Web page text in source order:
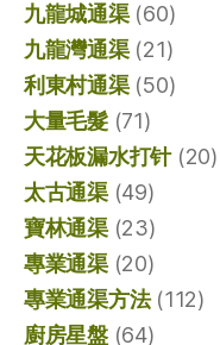
九龍城通渠(60)
九龍灣通渠(21)
利東村通渠(50)
大量毛髮(71)
天花板漏水打针(20)
太古通渠(49)
寶林通渠(23)
專業通渠(20)
專業通渠方法(112)
廚房星盤(64)